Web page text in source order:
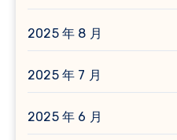
2025 年 8 月
2025 年 7 月
2025 年 6 月